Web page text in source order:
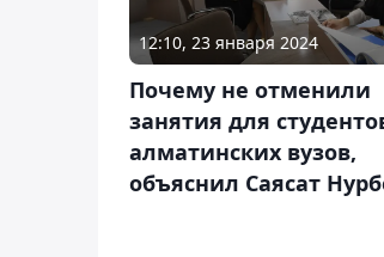
12:10, 23 января 2024
Почему не отменили
занятия для
алматинских вузов,
объяснил Саясат